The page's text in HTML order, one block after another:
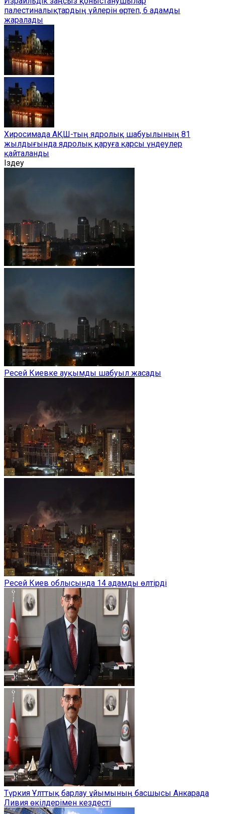
палестиналықтардың үйлерін өртеп, 6 адамды
жаралады
Хиросимада АҚШ-тың ядролық шабуылының 81
жылдығында ядролық қаруға қарсы үндеулер
қайталанды
Іздеу
Ресей Киевке ауқымды шабуыл жасады
Ресей Киев облысында 14 адамды өлтірді
Түркия Ұлттық барлау ұйымының басшысы Анкарада
Ливия өкілдерімен кездесті